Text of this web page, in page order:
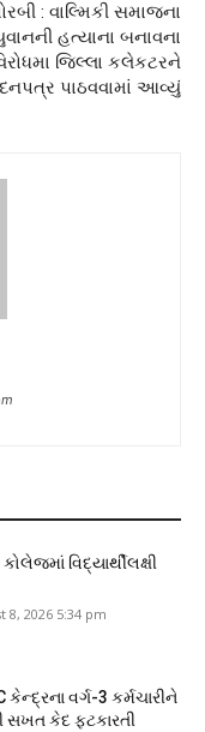
: વાલ્મિકી સમાજના
હત્યાના બનાવના
જિલ્લા કલેકટરને
પાઠવવામાં આવ્યું
વિદ્યાર્થીલક્ષી
8, 2026 5:34 pm
કેન્દ્રના વર્ગ-3 કર્મચારીને
સખત કેદ ફટકારતી